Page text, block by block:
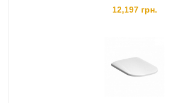
12,197 грн.